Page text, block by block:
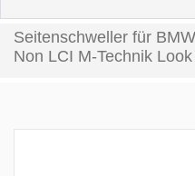
Seitenschweller für
Non LCI M-Technik Look